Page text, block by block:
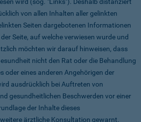
von allen Inhalten aller gelinkten
Seiten dargebotenen Informationen
Seite, auf welche verwiesen wurde und
möchten wir darauf hinweisen, dass
nicht den Rat oder die Behandlung
oder eines anderen Angehörigen der
ausdrücklich bei Auftreten von
gesundheitlichen Beschwerden vor einer
der Inhalte dieses
ärztliche Konsultation gewarnt.